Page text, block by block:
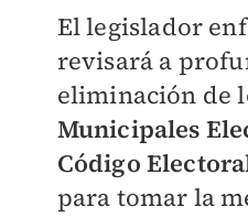
El legislador
revisará a
eliminación de
Municipales
Código
para tomar la